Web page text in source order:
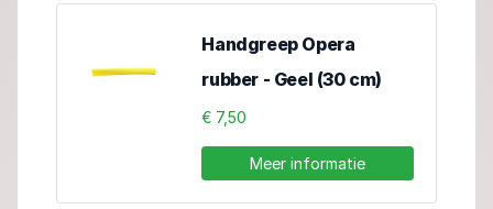
Handgreep Opera
rubber - Geel (30 cm)
€ 7,50
Meer informatie